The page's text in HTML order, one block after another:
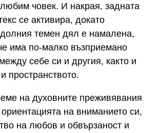
човек. И накрая, задната
се активира, докато
долния темен дял е намалена,
има по-малко възприемано
себе си и другия, както и
пространството.
на духовните преживявания
на вниманието си,
на любов и обвързаност и